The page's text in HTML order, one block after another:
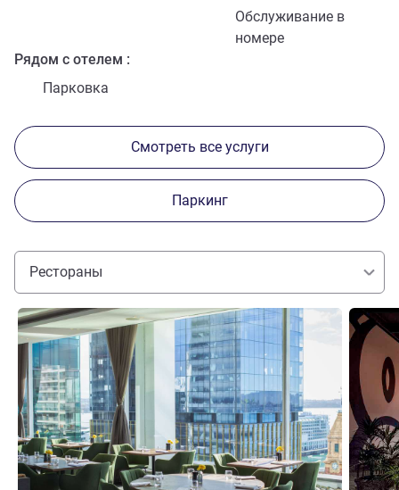
Обслуживание в
номере
Рядом с отелем
Парковка
Смотреть все услуги
Паркинг
Рестораны
Подробная информация